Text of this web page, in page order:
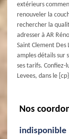
extérieurs
renouveler la
rechercher la
adresser à AR
Saint Clement Des
amples détails sur
ses tarifs. Confiez-
Levees, dans le
Nos
indisponible